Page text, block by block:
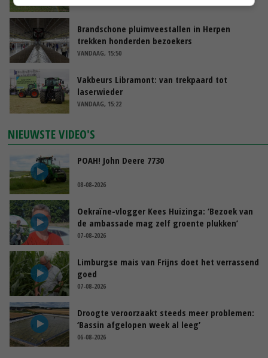
Brandschone pluimveestallen in Herpen
trekken honderden bezoekers
VANDAAG, 15:50
Vakbeurs Libramont: van trekpaard tot
laserwieder
VANDAAG, 15:22
NIEUWSTE VIDEO'S
POAH! John Deere 7730
08-08-2026
Oekraïne-vlogger Kees Huizinga: ‘Bezoek van
de ambassade mag zelf groente plukken’
07-08-2026
Limburgse mais van Frijns doet het verrassend
goed
07-08-2026
Droogte veroorzaakt steeds meer problemen:
‘Bassin afgelopen week al leeg’
06-08-2026